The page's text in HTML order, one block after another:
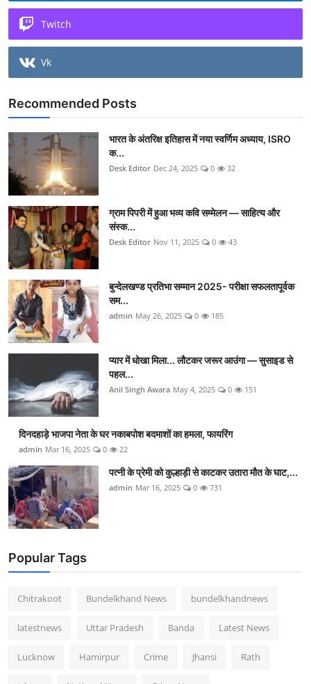
Twitch
Vk
Recommended Posts
भारत के अंतरिक्ष इतिहास में नया स्वर्णिम अध्याय, ISRO
क...
Desk Editor Dec 24, 2025 0 32
ग्राम पिपरी में हुआ भव्य कवि सम्मेलन — साहित्य और
संस्क...
Desk Editor Nov 11, 2025 0 43
बुन्देलखण्ड प्रतिभा सम्मान 2025- परीक्षा सफलतापूर्वक
सम...
admin May 26, 2025 0 185
प्यार में धोखा मिला... लौटकर जरूर आउंगा — सुसाइड से
पहल...
Anil Singh Awara May 4, 2025 0 151
दिनदहाड़े भाजपा नेता के घर नकाबपोश बदमाशों का हमला, फायरिंग
admin Mar 16, 2025 0 22
पत्नी के प्रेमी को कुल्हाड़ी से काटकर उतारा मौत के घाट,...
admin Mar 16, 2025 0 731
Popular Tags
Chitrakoot Bundelkhand News bundelkhandnews
latestnews Uttar Pradesh Banda Latest News
Lucknow Hamirpur Crime Jhansi Rath